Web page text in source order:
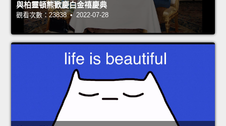
與柏靈頓熊歡慶白金禧慶典
觀看次數：23838 • 2022-07-28